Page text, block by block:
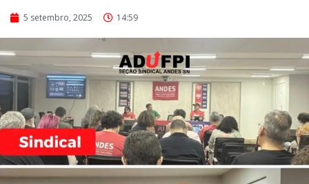
5 setembro, 2025 14:59